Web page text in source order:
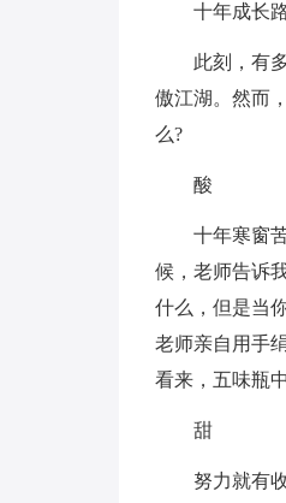
十年成长
此刻，有
傲江湖。然而
么?
酸
十年寒窗
候，老师告诉
什么，但是当
老师亲自用手
看来，五味瓶
甜
努力就有